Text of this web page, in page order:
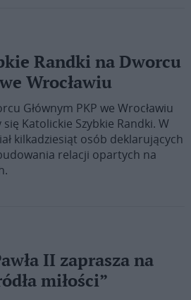
Randki na Dworcu
Wrocławiu
Głównym PKP we Wrocławiu
Katolickie Szybkie Randki. W
kilkadziesiąt osób deklarujących
relacji opartych na
II zaprasza na
miłości”